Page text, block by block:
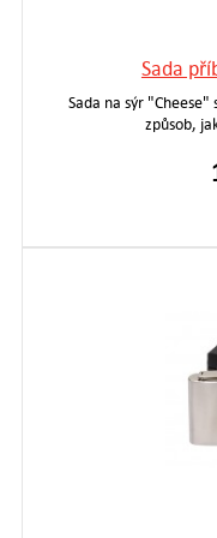
Sada
Sada na sýr
způsob,